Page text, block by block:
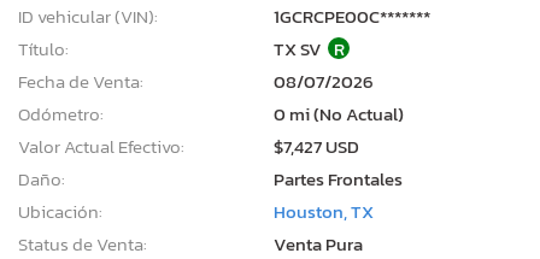
ID vehicular (VIN):
1GCRCPE00C*******
Título:
TX SV R
Fecha de Venta:
08/07/2026
Odómetro:
0 mi (No Actual)
Valor Actual Efectivo:
$7,427 USD
Daño:
Partes Frontales
Ubicación:
Houston, TX
Status de Venta:
Venta Pura